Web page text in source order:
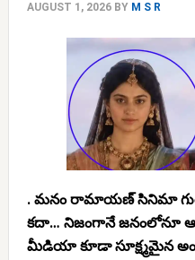
AUGUST 1, 2026BY M S R
. మనం రామాయణ్ సినిమా
కదా… నిజంగానే జనంలోనూ
మీడియా కూడా సూక్ష్మమైన